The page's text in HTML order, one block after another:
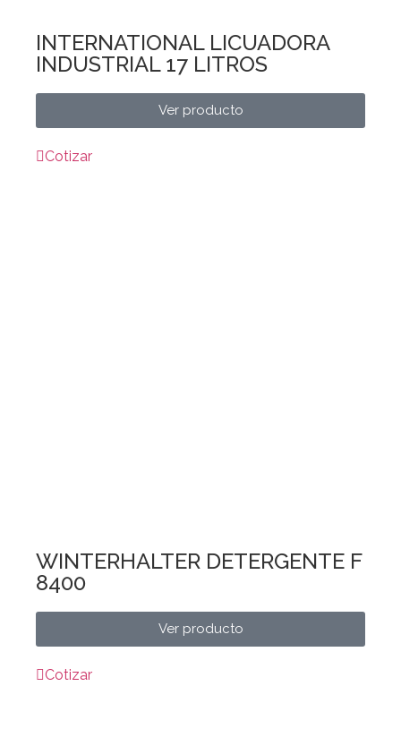
INTERNATIONAL LICUADORA
INDUSTRIAL 17 LITROS
Ver producto
Cotizar
WINTERHALTER DETERGENTE F
8400
Ver producto
Cotizar